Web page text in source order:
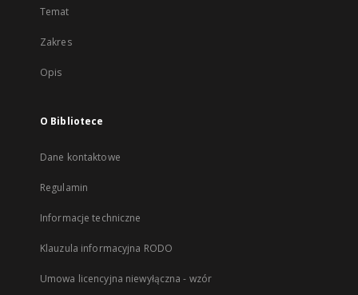
Temat
Zakres
Opis
O Bibliotece
Dane kontaktowe
Regulamin
Informacje techniczne
Klauzula informacyjna RODO
Umowa licencyjna niewyłączna - wzór